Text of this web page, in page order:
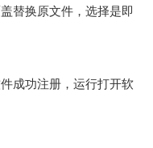
替换原文件，选择是即
成功注册，运行打开软